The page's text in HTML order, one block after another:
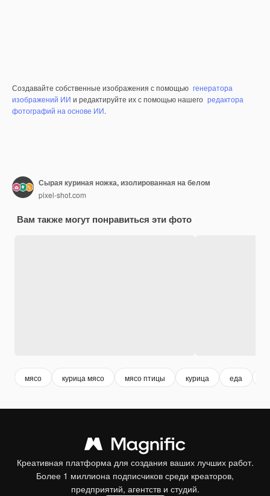
Создавайте собственные изображения с помощью генератора
изображений ИИ и редактируйте их с помощью нашего редактора
фотографий на основе ИИ.
Сырая куриная ножка, изолированная на белом
pixel-shot.com
Вам также могут понравиться эти фото
мясо курица мясо мясо птицы курица еда
Креативная платформа для создания ваших лучших работ.
Более 1 миллиона подписчиков среди креаторов,
предприятий, агентств и студий.